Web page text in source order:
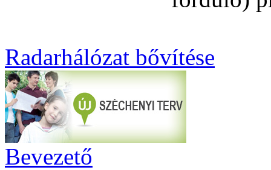
Radarhálózat bővítése
Bevezető